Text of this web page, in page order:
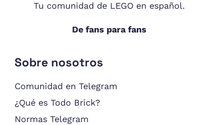
Tu comunidad de LEGO en español.
De fans para fans
Sobre nosotros
Comunidad en Telegram
¿Qué es Todo Brick?
Normas Telegram